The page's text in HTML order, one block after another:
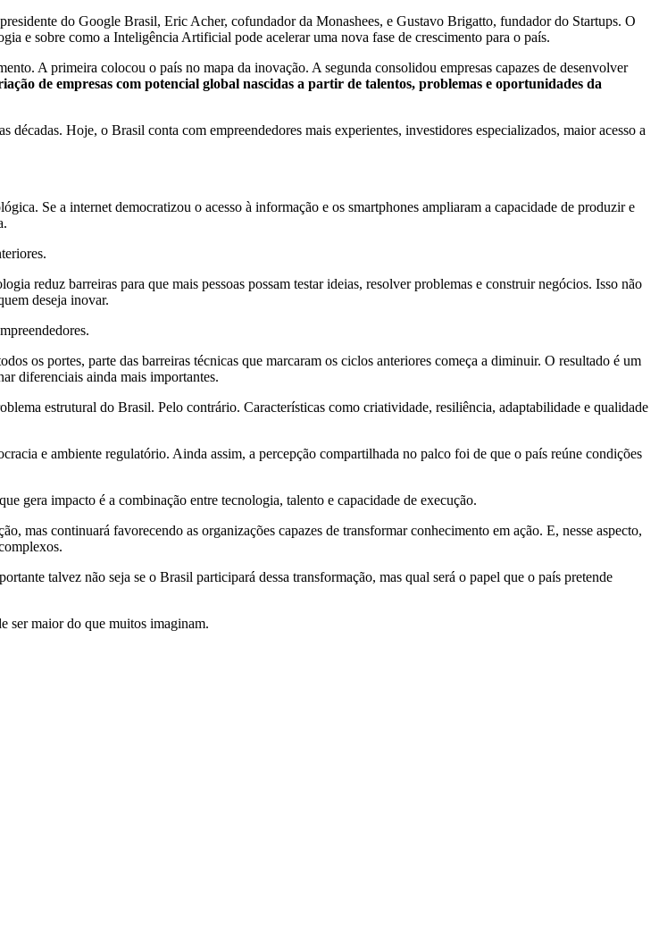
do Google Brasil, Eric Acher, cofundador da Monashees, e Gustavo Brigatto, fundador do Startups. O
e sobre como a Inteligência Artificial pode acelerar uma nova fase de crescimento para o país.
A primeira colocou o país no mapa da inovação. A segunda consolidou empresas capazes de desenvolver
de empresas com potencial global nascidas a partir de talentos, problemas e oportunidades da
Hoje, o Brasil conta com empreendedores mais experientes, investidores especializados, maior acesso a
Se a internet democratizou o acesso à informação e os smartphones ampliaram a capacidade de produzir e
reduz barreiras para que mais pessoas possam testar ideias, resolver problemas e construir negócios. Isso não
deseja inovar.
os portes, parte das barreiras técnicas que marcaram os ciclos anteriores começa a diminuir. O resultado é um
diferenciais ainda mais importantes.
estrutural do Brasil. Pelo contrário. Características como criatividade, resiliência, adaptabilidade e qualidade
e ambiente regulatório. Ainda assim, a percepção compartilhada no palco foi de que o país reúne condições
gera impacto é a combinação entre tecnologia, talento e capacidade de execução.
mas continuará favorecendo as organizações capazes de transformar conhecimento em ação. E, nesse aspecto,
talvez não seja se o Brasil participará dessa transformação, mas qual será o papel que o país pretende
ser maior do que muitos imaginam.